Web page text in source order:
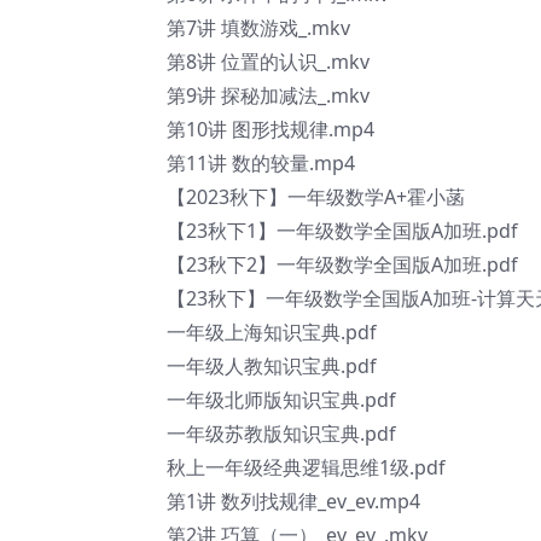
第7讲 填数游戏_.mkv
第8讲 位置的认识_.mkv
第9讲 探秘加减法_.mkv
第10讲 图形找规律.mp4
第11讲 数的较量.mp4
【2023秋下】一年级数学A+霍小菡
【23秋下1】一年级数学全国版A加班.pdf
【23秋下2】一年级数学全国版A加班.pdf
【23秋下】一年级数学全国版A加班-计算
一年级上海知识宝典.pdf
一年级人教知识宝典.pdf
一年级北师版知识宝典.pdf
一年级苏教版知识宝典.pdf
秋上一年级经典逻辑思维1级.pdf
第1讲 数列找规律_ev_ev.mp4
第2讲 巧算（一）_ev_ev_.mkv